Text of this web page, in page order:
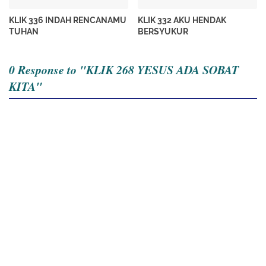
KLIK 336 INDAH RENCANAMU
TUHAN
KLIK 332 AKU HENDAK
BERSYUKUR
0 Response to "KLIK 268 YESUS ADA SOBAT
KITA"